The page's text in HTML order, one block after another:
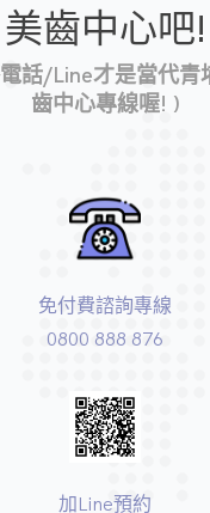
美齒中心吧!
話/Line才是當代青
齒中心專線喔! )
免付費諮詢專線
0800 888 876
加Line預約